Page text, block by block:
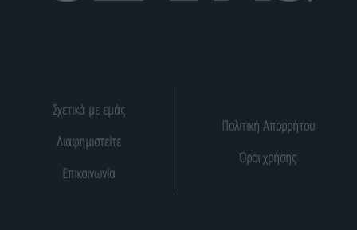
Σχετικά με εμάς
Διαφημιστείτε
Επικοινωνία
Πολιτική Απορρήτου
Όροι χρήσης